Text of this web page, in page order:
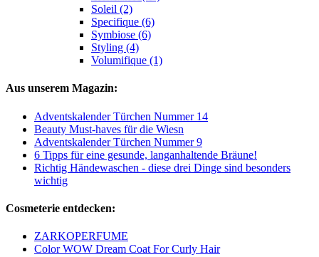
Soleil (2)
Specifique (6)
Symbiose (6)
Styling (4)
Volumifique (1)
Aus unserem Magazin:
Adventskalender Türchen Nummer 14
Beauty Must-haves für die Wiesn
Adventskalender Türchen Nummer 9
6 Tipps für eine gesunde, langanhaltende Bräune!
Richtig Händewaschen - diese drei Dinge sind besonders
wichtig
Cosmeterie entdecken:
ZARKOPERFUME
Color WOW Dream Coat For Curly Hair